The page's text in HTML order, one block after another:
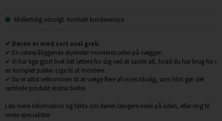
Midlertidig udsolgt. Kontakt kundeservice
✔ Døren er med sort oval greb.
✔ En udenpåliggende skydedør monteres uden på væggen.
✔ Vi har lige gjort livet lidt lettere for dig ved at samle alt, hvad du har brug for i
en komplet pakke. Lige til at montere.
✔ Du er altid velkommen til at vælge flere af vores tilvalg, som blot gør det
samlede produkt endnu bedre.
Læs mere information og fakta om døren længere nede på siden, eller ring til
vores specialister.